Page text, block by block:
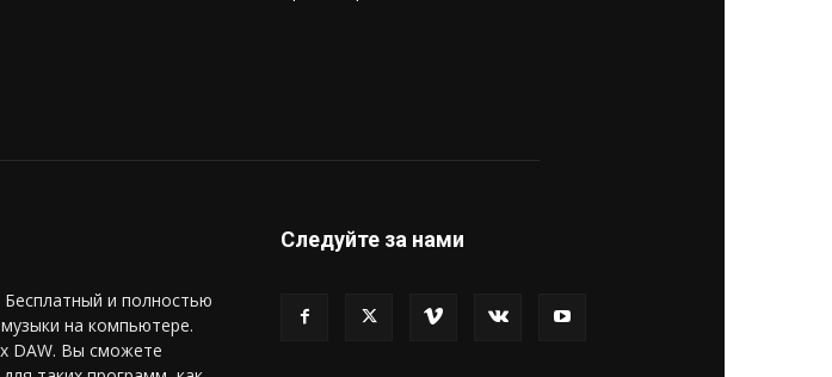
и полностью
на компьютере.
DAW. Вы сможете
Следуйте за нами